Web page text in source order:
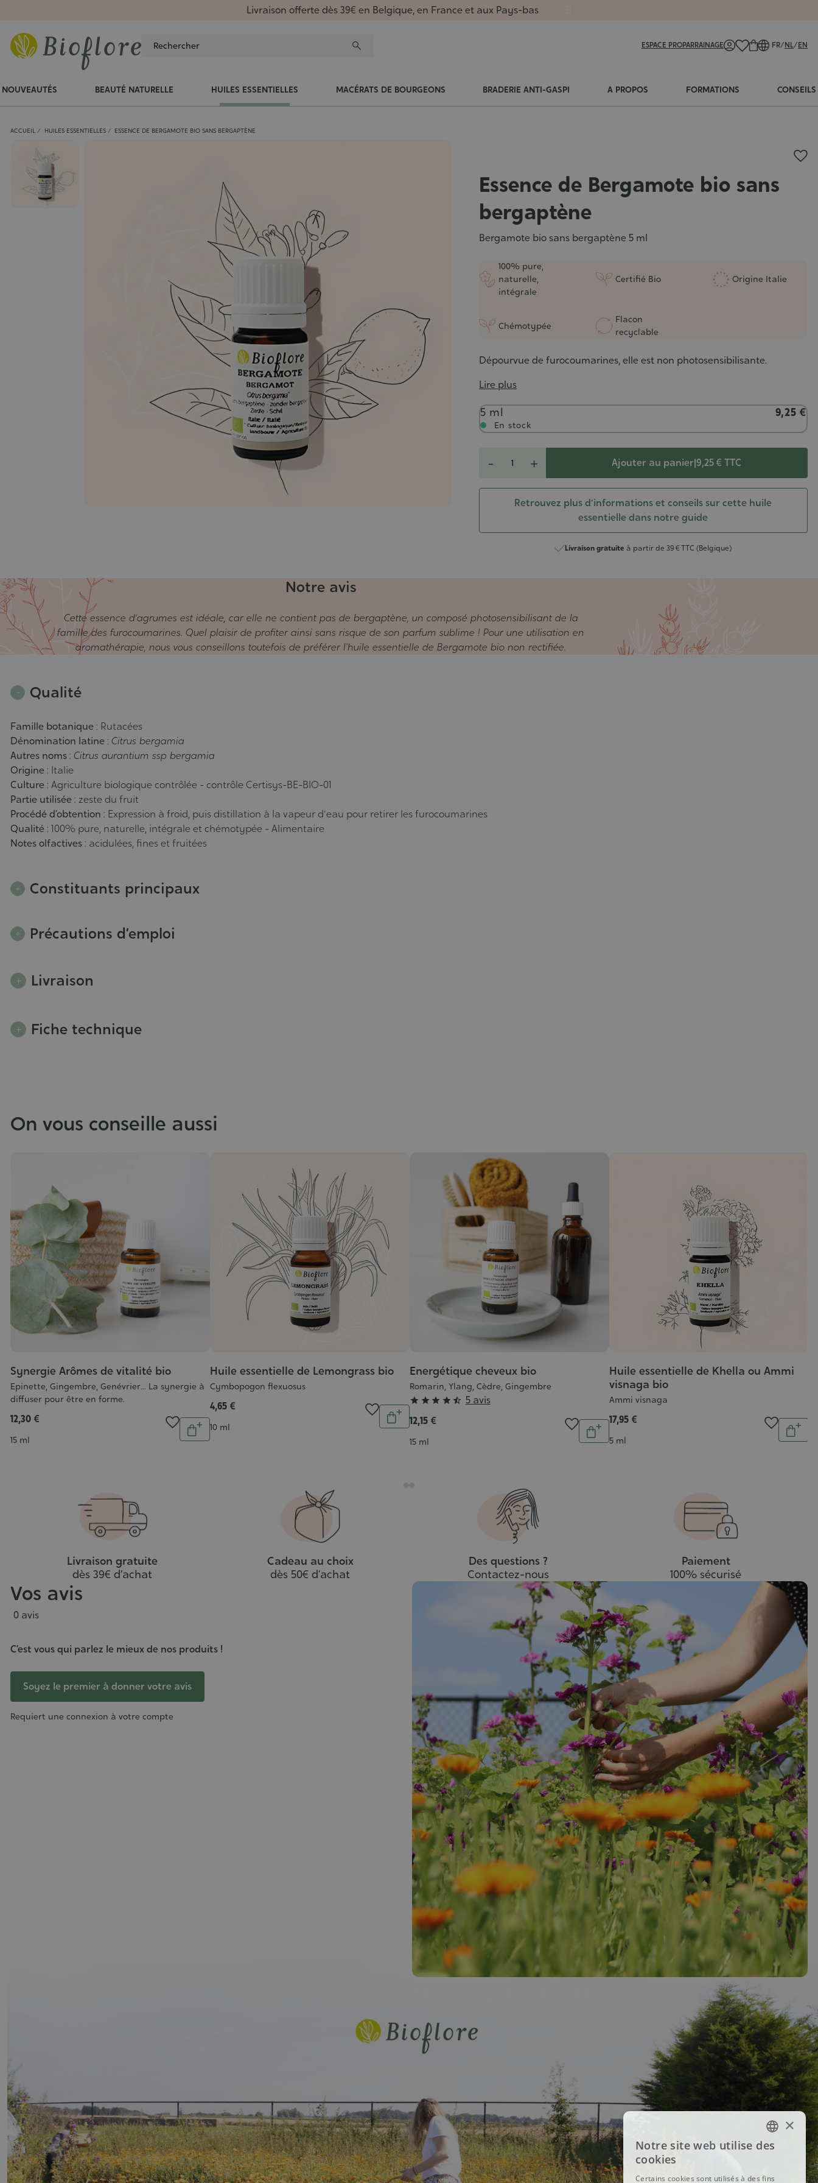
Livraison offerte dès 39€ en Belgique, en France et aux Pays-bas
ESPACE PROPARRAINAGE FR/NL/EN
NOUVEAUTÉS BEAUTÉ NATURELLE HUILES ESSENTIELLES MACÉRATS DE BOURGEONS BRADERIE ANTI-GASPI A PROPOS FORMATIONS CONSEILS
ACCUEIL HUILES ESSENTIELLES ESSENCE DE BERGAMOTE BIO SANS BERGAPTÈNE
Essence de Bergamote bio sans
bergaptène
Bergamote bio sans bergaptène 5 ml
100% pure,
naturelle,
intégrale
Certifié Bio Origine Italie
Chémotypée
Flacon
recyclable
Dépourvue de furocoumarines, elle est non photosensibilisante.
Lire plus
Contenance
5 ml 9,25 €
En stock
- + Ajouter au panier|9,25 € TTC
Retrouvez plus d'informations et conseils sur cette huile
essentielle dans notre guide
Livraison gratuite à partir de 39 € TTC (Belgique)
Notre avis
Cette essence d’agrumes est idéale, car elle ne contient pas de bergaptène, un composé photosensibilisant de la
famille des furocoumarines. Quel plaisir de profiter ainsi sans risque de son parfum sublime ! Pour une utilisation en
aromathérapie, nous vous conseillons toutefois de préférer l'huile essentielle de Bergamote bio non rectifiée.
Qualité
Famille botanique: Rutacées
Dénomination latine: Citrus bergamia
Autres noms: Citrus aurantium ssp bergamia
Origine: Italie
Culture: Agriculture biologique contrôlée - contrôle Certisys-BE-BIO-01
Partie utilisée: zeste du fruit
Procédé d’obtention : Expression à froid, puis distillation à la vapeur d'eau pour retirer les furocoumarines
Qualité: 100% pure, naturelle, intégrale et chémotypée - Alimentaire
Notes olfactives: acidulées, fines et fruitées
Constituants principaux
Précautions d’emploi
Livraison
Fiche technique
On vous conseille aussi
Synergie Arômes de vitalité bio
Epinette, Gingembre, Genévrier... La synergie à
diffuser pour être en forme.
12,30 €
Contenance
15 ml
Quantité
Ajouter
Huile essentielle de Lemongrass bio
Cymbopogon flexuosus
4,65 €
Contenance
10 ml
Quantité
Ajouter
Energétique cheveux bio
Romarin, Ylang, Cèdre, Gingembre
Grade
:
4/5
     5 avis
12,15 €
Contenance
15 ml
Quantité
Ajouter
Huile essentielle de Khella ou Ammi
visnaga bio
Ammi visnaga
17,95 €
Contenance
5 ml
Livraison gratuite
dès 39€ d’achat
Cadeau au choix
dès 50€ d’achat
Des questions ?
Contactez-nous
Paiement
100% sécurisé
Vos avis
0 avis
C’est vous qui parlez le mieux de nos produits !
Soyez le premier à donner votre avis
Requiert une connexion à votre compte
FRENCH
×
Notre site web utilise des
cookies
Certains cookies sont utilisés à des fins